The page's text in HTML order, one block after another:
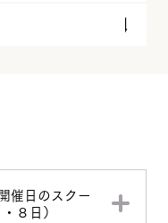
催日のスクー
８日）